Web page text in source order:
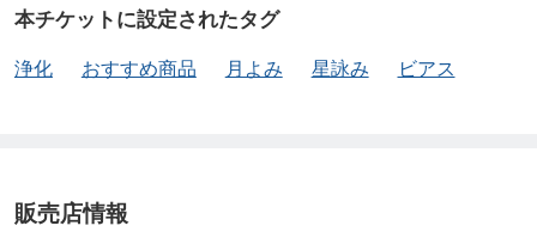
本チケットに設定されたタグ
浄化 おすすめ商品 月よみ 星詠み ビアス
販売店情報